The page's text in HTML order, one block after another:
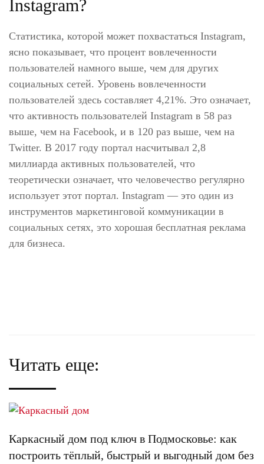
Instagram?
Статистика, которой может похвастаться Instagram,
ясно показывает, что процент вовлеченности
пользователей намного выше, чем для других
социальных сетей. Уровень вовлеченности
пользователей здесь составляет 4,21%. Это означает,
что активность пользователей Instagram в 58 раз
выше, чем на Facebook, и в 120 раз выше, чем на
Twitter. В 2017 году портал насчитывал 2,8
миллиарда активных пользователей, что
теоретически означает, что человечество регулярно
использует этот портал. Instagram — это один из
инструментов маркетинговой коммуникации в
социальных сетях, это хорошая бесплатная реклама
для бизнеса.
Читать еще:
Каркасный дом под ключ в Подмосковье: как
построить тёплый, быстрый и выгодный дом без